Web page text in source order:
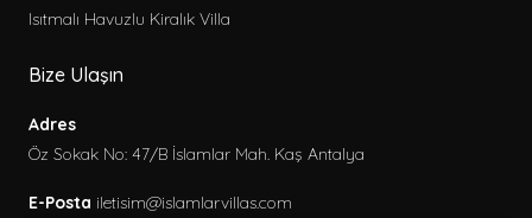
Isıtmalı Havuzlu Kiralık Villa
Bize Ulaşın
Adres
Öz Sokak No: 47/B İslamlar Mah. Kaş Antalya
E-Posta iletisim@islamlarvillas.com